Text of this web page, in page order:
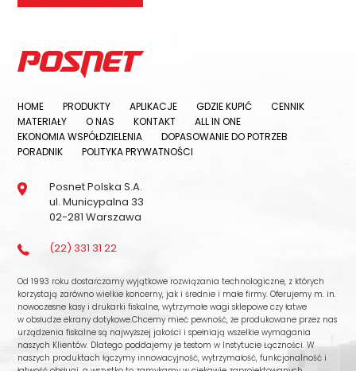
HOME PRODUKTY APLIKACJE GDZIE KUPIĆ
CENNIK
MATERIAŁY
O NAS KONTAKT
ALL IN ONE
EKONOMIA WSPÓŁDZIELENIA
DOPASOWANIE DO POTRZEB
PORADNIK
POLITYKA PRYWATNOŚCI
Posnet Polska S.A.
ul. Municypalna 33
02-281 Warszawa
(22) 331 31 22
Od 1993 roku dostarczamy wyjątkowe rozwiązania technologiczne, z których
korzystają zarówno wielkie koncerny, jak i średnie i małe firmy. Oferujemy m. in.
nowoczesne kasy i drukarki fiskalne, wytrzymałe wagi sklepowe czy łatwe
w obsłudze ekrany dotykowe.Chcemy mieć pewność, że produkowane przez nas
urządzenia fiskalne są najwyższej jakości i spełniają wszelkie wymagania
naszych Klientów. Dlatego poddajemy je testom w Instytucie Łączności. W
naszych produktach łączymy innowacyjność, wytrzymałość, funkcjonalność i